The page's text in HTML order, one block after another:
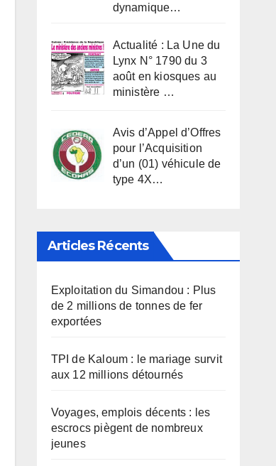
dynamique…
Actualité : La Une du
Lynx N° 1790 du 3
août en kiosques au
ministère …
Avis d’Appel d’Offres
pour l’Acquisition
d’un (01) véhicule de
type 4X…
Articles Récents
Exploitation du Simandou : Plus
de 2 millions de tonnes de fer
exportées
TPI de Kaloum : le mariage survit
aux 12 millions détournés
Voyages, emplois décents : les
escrocs piègent de nombreux
jeunes